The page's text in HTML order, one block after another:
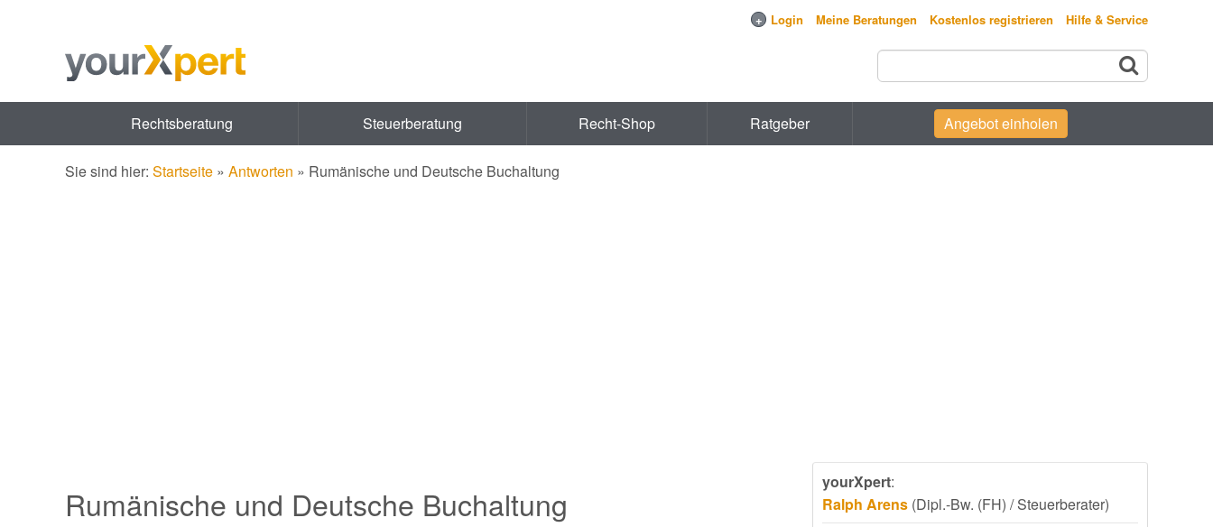
+ Login Meine Beratungen Kostenlos registrieren Hilfe & Service
Rechtsberatung Steuerberatung Recht-Shop Ratgeber Angebot einholen
Sie sind hier: Startseite » Antworten » Rumänische und Deutsche Buchaltung
Rumänische und Deutsche Buchaltung
yourXpert:
Ralph Arens (Dipl.-Bw. (FH) / Steuerberater)